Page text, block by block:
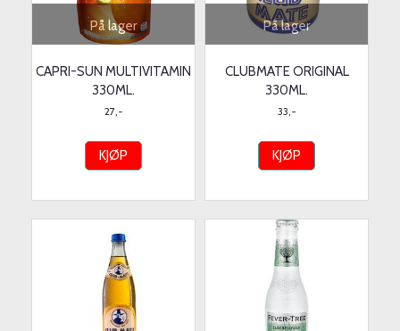
På lager
CAPRI-SUN MULTIVITAMIN
330ML.
27,-
KJØP
På lager
CLUBMATE ORIGINAL
330ML.
33,-
KJØP